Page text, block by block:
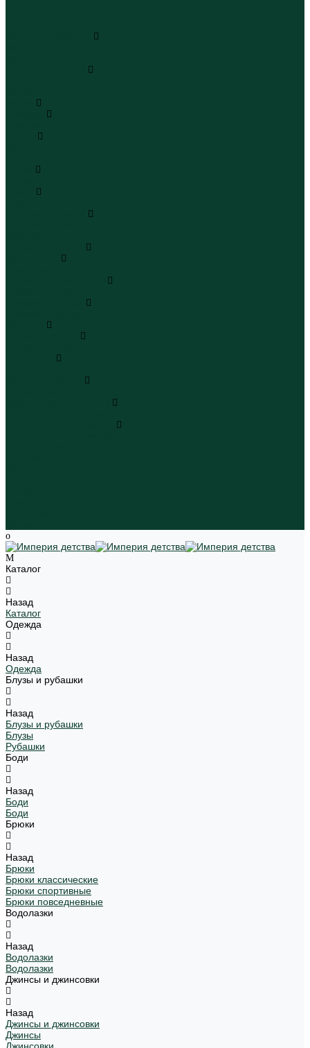
Каталог
Назад
Каталог
Одежда
Назад
Одежда
Блузы и рубашки
Назад
Блузы и рубашки
Блузы
Рубашки
Боди
Назад
Боди
Боди
Брюки
Назад
Брюки
Брюки классические
Брюки спортивные
Брюки повседневные
Водолазки
Назад
Водолазки
Водолазки
Джинсы и джинсовки
Назад
Джинсы и джинсовки
Джинсы